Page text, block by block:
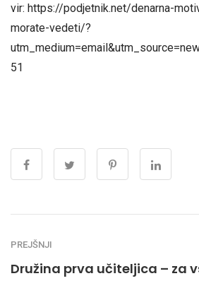
vir: https://podjetnik.net/denarna-
morate-vedeti/?
51
PREJŠNJI
Družina prva učiteljica – za